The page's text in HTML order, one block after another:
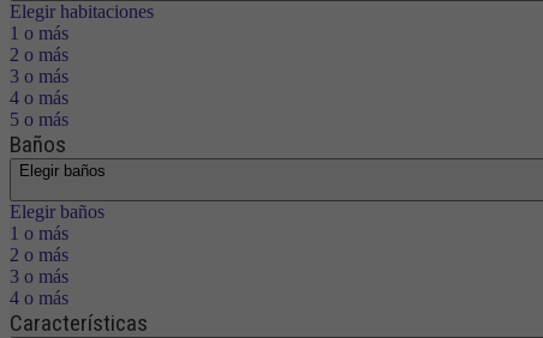
Elegir habitaciones
1 o más
2 o más
3 o más
4 o más
5 o más
Baños
Elegir baños
Elegir baños
1 o más
2 o más
3 o más
4 o más
Características